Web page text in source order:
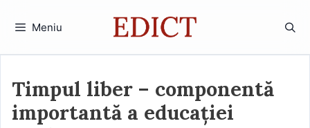
Meniu
Timpul liber – componentă
importantă a educației